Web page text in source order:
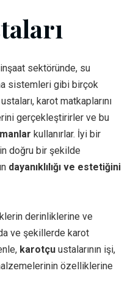
sektöründe, su
sistemleri gibi birçok
ustaları, karot matkaplarını
gerçekleştirirler ve bu
kullanırlar. İyi bir
doğru bir şekilde
dayanıklılığı ve estetiğini
derinliklerine ve
ve şekillerde karot
karotçu ustalarının işi,
özelliklerine